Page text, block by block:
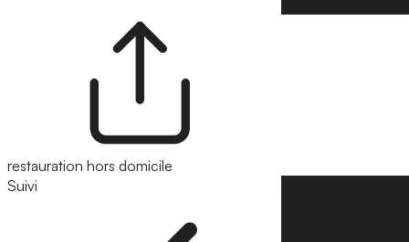
restauration hors domicile
Suivi